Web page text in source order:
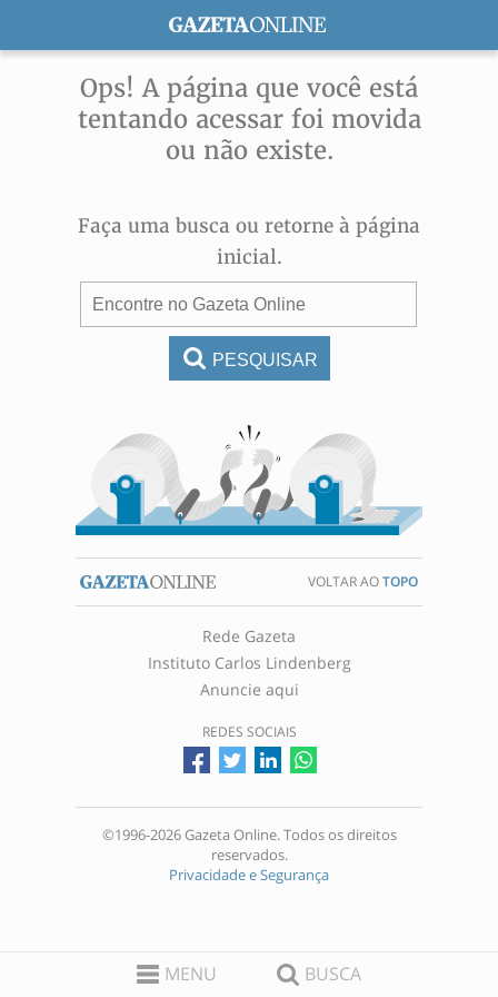
MENU BUSCA
Ops! A página que você está
tentando acessar foi movida
ou não existe.
Faça uma busca ou retorne à página
inicial.
PESQUISAR
VOLTAR AOTOPO
Rede Gazeta
Instituto Carlos Lindenberg
Anuncie aqui
REDES SOCIAIS
©1996-2026 Gazeta Online. Todos os direitos
reservados.
Privacidade e Segurança